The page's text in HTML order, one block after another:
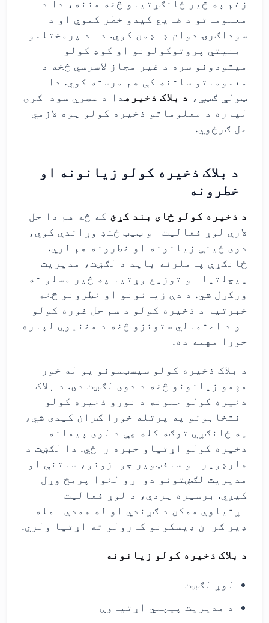
زغم په څیر ځانګړتیاو څخه مننه، دا د
معلوماتو د ضایع کیدو خطر کموي او د
سوداګرۍ دوام ډاډمن کوي. دا د پرمختللو
امنیتي پروتوکولونو او کوډ کولو
میتودونو سره د غیر مجاز لاسرسي څخه د
معلوماتو ساتنه کې هم مرسته کوي. دا
ټولې ګټې، د بلاک ذخیرهدا د عصري سوداګرۍ
لپاره د معلوماتو ذخیره کولو یوه لازمي
حل ګرځوي.
د بلاک ذخیره کولو زیانونه او
خطرونه
د ذخیره کولو ځای بند کړئ که څه هم دا حل
لارې لوړ فعالیت او ټیټ ځنډ وړاندې کوي،
دوی ځینې زیانونه او خطرونه هم لري.
ځانګړې پاملرنه باید د لګښت، مدیریت
پیچلتیا او توزیع وړتیا په څیر مسلو ته
ورکړل شي. د دې زیانونو او خطرونو څخه
خبرتیا د ذخیره کولو د سم حل غوره کولو
او د احتمالي ستونزو څخه د مخنیوي لپاره
خورا مهمه ده.
د بلاک ذخیره کولو سیسټمونو یو له خورا
مهمو زیانونو څخه د دوی لګښت دی. د بلاک
ذخیره کولو حلونه د نورو ذخیره کولو
انتخابونو په پرتله خورا ګران کیدی شي،
په ځانګړي توګه کله چې د لوی پیمانه
ذخیره کولو اړتیاو خبره راځي. دا لګښت د
هارډویر او سافټویر جوازونو، ساتنې او
مدیریت لګښتونو دواړو لخوا پرمخ وړل
کیږي. برسیره پردې، د لوړ فعالیت
اړتیاوې ممکن د ګړندي او له همدې امله
ډیر ګران ډیسکونو کارولو ته اړتیا ولري.
د بلاک ذخیره کولو زیانونه
لوړ لګښت
د مدیریت پیچلي اړتیاوې